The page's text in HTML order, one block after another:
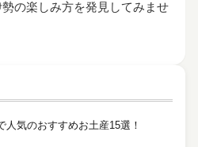
の楽しみ方を発見してみませ
人気のおすすめお土産15選！